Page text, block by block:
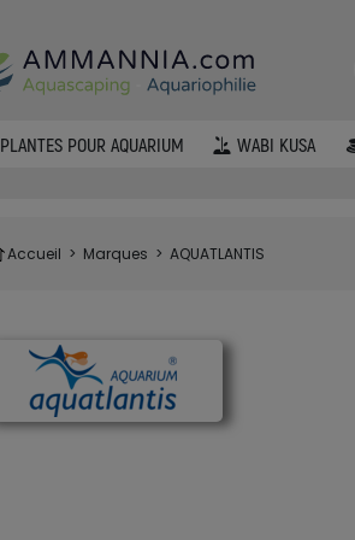
PLANTES POUR AQUARIUM WABI KUSA
Accueil > Marques > AQUATLANTIS